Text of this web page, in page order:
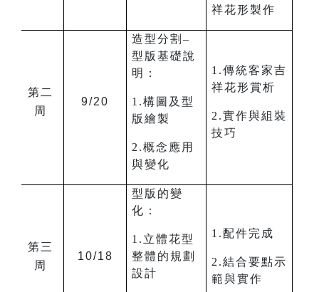
祥花形製作
第二
周
9/20
造型分割–
型版基礎說
明：
1.構圖及型
版繪製
2.概念應用
與變化
1.傳統客家吉
祥花形賞析
2.實作與組裝
技巧
第三
周
10/18
型版的變
化：
1.立體花型
整體的規劃
設計
1.配件完成
2.結合要點示
範與實作